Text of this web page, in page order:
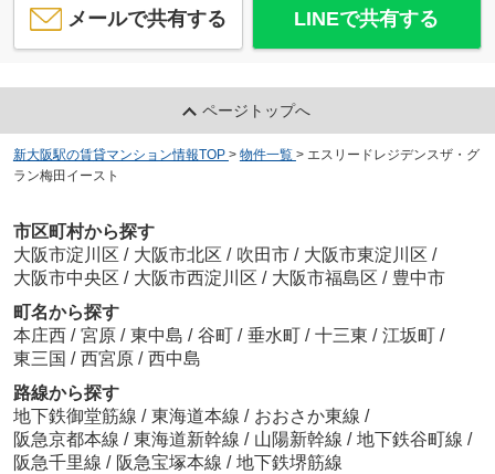
メールで共有する LINEで共有する
ページトップへ
新大阪駅の賃貸マンション情報TOP > 物件一覧 > エスリードレジデンスザ・グ
ラン梅田イースト
市区町村から探す
大阪市淀川区 / 大阪市北区 / 吹田市 / 大阪市東淀川区 /
大阪市中央区 / 大阪市西淀川区 / 大阪市福島区 / 豊中市
町名から探す
本庄西 / 宮原 / 東中島 / 谷町 / 垂水町 / 十三東 / 江坂町 /
東三国 / 西宮原 / 西中島
路線から探す
地下鉄御堂筋線 / 東海道本線 / おおさか東線 /
阪急京都本線 / 東海道新幹線 / 山陽新幹線 / 地下鉄谷町線 /
阪急千里線 / 阪急宝塚本線 / 地下鉄堺筋線